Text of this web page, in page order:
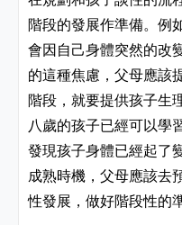
階段的發展作準備。例
會因自己身體突然的改
的這種焦慮，父母應該
階段，就要提供孩子生
八歲的孩子已經可以學
發現孩子身體已經起了
成熟時機，父母應該去
性發展，做好階段性的